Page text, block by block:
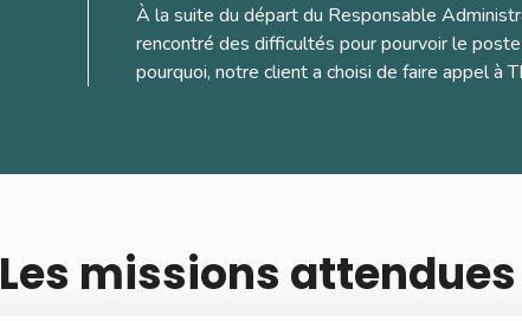
À la suite du départ du Responsable
rencontré des difficultés pour pourvoir le
pourquoi, notre client a choisi de faire appel à
Les missions attendues